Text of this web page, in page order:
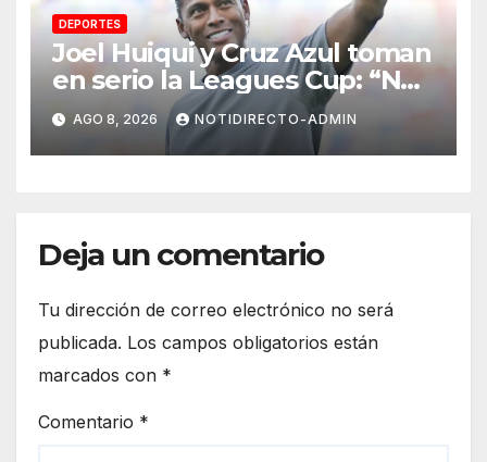
DEPORTES
Joel Huiqui y Cruz Azul toman
en serio la Leagues Cup: “Nos
hemos propuesto metas muy
claras”
AGO 8, 2026 NOTIDIRECTO-ADMIN
Deja un comentario
Tu dirección de correo electrónico no será
publicada. Los campos obligatorios están
marcados con *
Comentario *